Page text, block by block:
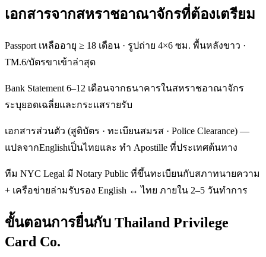
เอกสารจากสหราชอาณาจักรที่ต้องเตรียม
Passport เหลืออายุ ≥ 18 เดือน · รูปถ่าย 4×6 ซม. พื้นหลังขาว ·
TM.6/บัตรขาเข้าล่าสุด
Bank Statement 6–12 เดือนจากธนาคารในสหราชอาณาจักร
ระบุยอดเฉลี่ยและกระแสรายรับ
เอกสารส่วนตัว (สูติบัตร · ทะเบียนสมรส · Police Clearance) —
แปลจากEnglishเป็นไทยและ ทำ Apostille ที่ประเทศต้นทาง
ทีม NYC Legal มี Notary Public ที่ขึ้นทะเบียนกับสภาทนายความ
+ เครือข่ายล่ามรับรอง English ↔ ไทย ภายใน 2–5 วันทำการ
ขั้นตอนการยื่นกับ Thailand Privilege
Card Co.